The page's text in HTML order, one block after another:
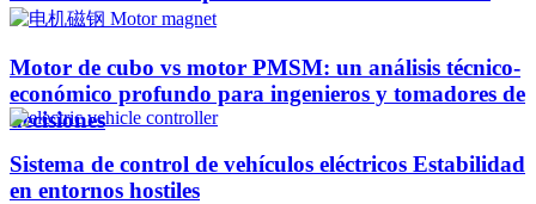
Motor de cubo vs motor PMSM: un análisis técnico-
económico profundo para ingenieros y tomadores de
decisiones
Sistema de control de vehículos eléctricos Estabilidad
en entornos hostiles